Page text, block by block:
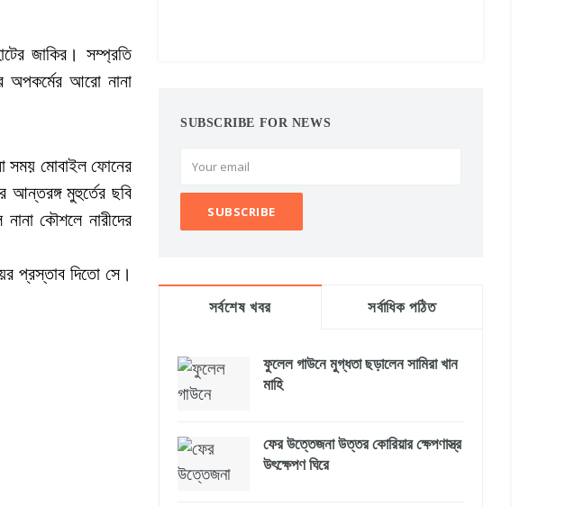
জাকির। সম্প্রতি
অপকর্মের আরো নানা
সময় মোবাইল ফোনের
আন্তরঙ্গ মুহুর্তের ছবি
কৌশলে নারীদের
প্রস্তাব দিতো সে।
SUBSCRIBE FOR NEWS
সর্বশেষ খবর সর্বাধিক পঠিত
ফুলেল গাউনে মুগ্ধতা ছড়ালেন সামিরা খান
মাহি
ফের উত্তেজনা উত্তর কোরিয়ার ক্ষেপণাস্ত্র
উৎক্ষেপণ ঘিরে